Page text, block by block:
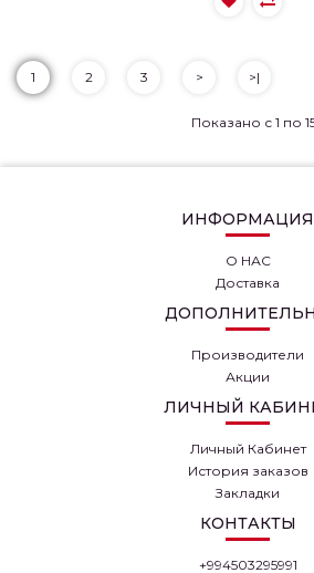
1 2 3 > >|
Показано с 1 по
ИНФОРМАЦИЯ
О НАС
Доставка
Производители
Акции
ЛИЧНЫЙ
Личный Кабинет
История заказов
Закладки
КОНТАКТЫ
+994503295991